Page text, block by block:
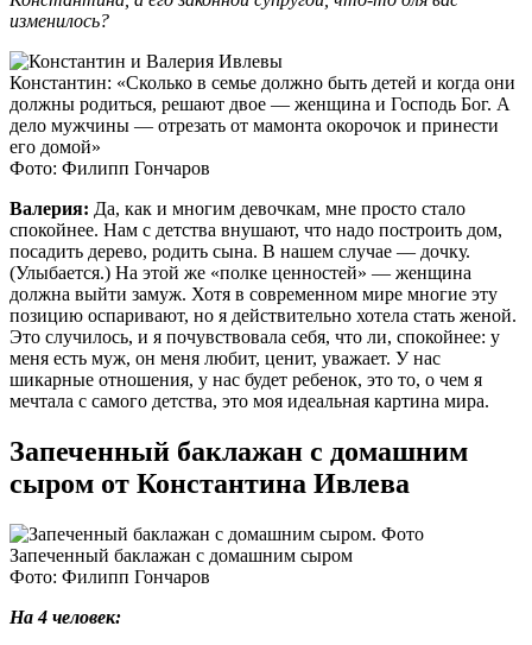
изменилось?
Константин: «Сколько в семье должно быть детей и когда они
должны родиться, решают двое — женщина и Господь Бог. А
дело мужчины — отрезать от мамонта окорочок и принести
его домой»
Фото: Филипп Гончаров
Валерия: Да, как и многим девочкам, мне просто стало
спокойнее. Нам с детства внушают, что надо построить дом,
посадить дерево, родить сына. В нашем случае — дочку.
(Улыбается.) На этой же «полке ценностей» — женщина
должна выйти замуж. Хотя в современном мире многие эту
позицию оспаривают, но я действительно хотела стать женой.
Это случилось, и я почувствовала себя, что ли, спокойнее: у
меня есть муж, он меня любит, ценит, уважает. У нас
шикарные отношения, у нас будет ребенок, это то, о чем я
мечтала с самого детства, это моя идеальная картина мира.
Запеченный баклажан с домашним
сыром от Константина Ивлева
Запеченный баклажан с домашним сыром
Фото: Филипп Гончаров
На 4 человек: